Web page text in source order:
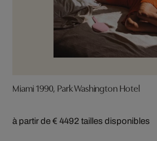
Miami 1990, Park Washington Hotel
à partir de € 4492 tailles disponibles